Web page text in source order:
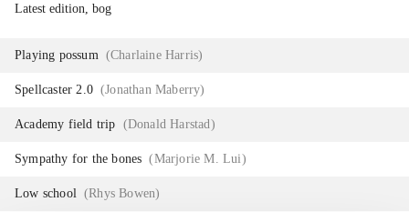
Latest edition, bog
Playing possum (Charlaine Harris)
Spellcaster 2.0 (Jonathan Maberry)
Academy field trip (Donald Harstad)
Sympathy for the bones (Marjorie M. Lui)
Low school (Rhys Bowen)